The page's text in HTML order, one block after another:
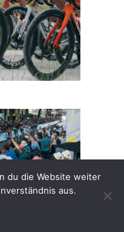
erst
im Ziel
du die Website weiter
aus.